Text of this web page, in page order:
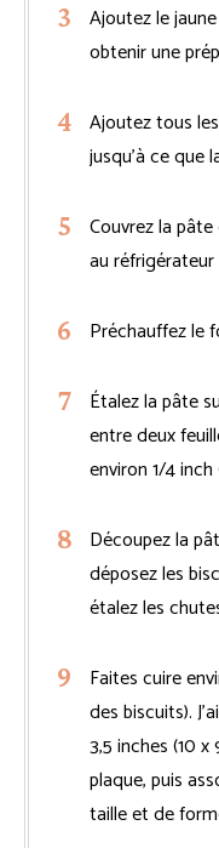
Ajoutez le
obtenir une
Ajoutez tous
jusqu’à ce que
Couvrez la
au
Préchauffez le
Étalez la pâte
entre deux
environ 1/4 inch
Découpez la
déposez les
étalez les
Faites cuire
des biscuits).
3,5 inches (10
plaque, puis
taille et de